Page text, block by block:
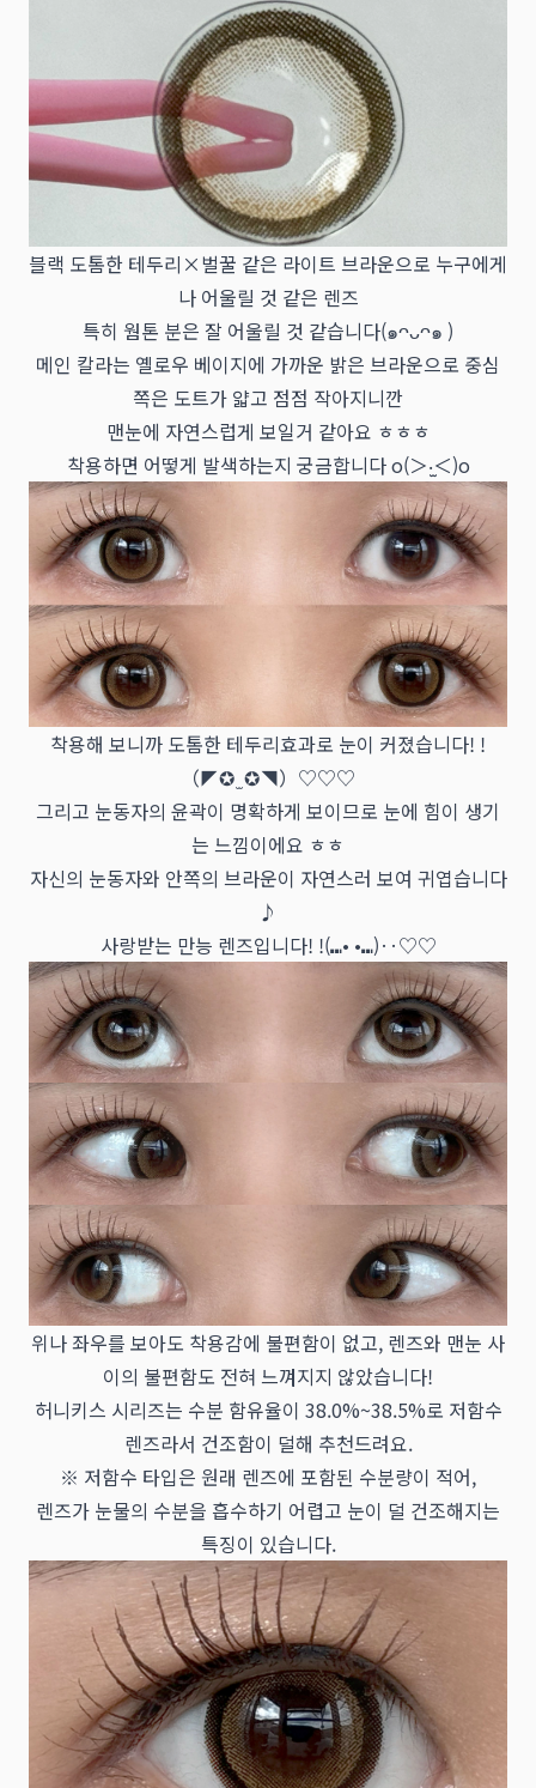
블랙 도톰한 테두리×벌꿀 같은 라이트 브라운으로 누구에게
나 어울릴 것 같은 렌즈
특히 웜톤 분은 잘 어울릴 것 같습니다(๑ᴖᴗᴖ๑ )
메인 칼라는 옐로우 베이지에 가까운 밝은 브라운으로 중심
쪽은 도트가 얇고 점점 작아지니깐
맨눈에 자연스럽게 보일거 같아요 ㅎㅎㅎ
착용하면 어떻게 발색하는지 궁금합니다 o(＞‧̫＜)o
착용해 보니까 도톰한 테두리효과로 눈이 커졌습니다! !
（◤✪ ̫ ✪◥）♡♡♡
그리고 눈동자의 윤곽이 명확하게 보이므로 눈에 힘이 생기
는 느낌이에요 ㅎㅎ
자신의 눈동자와 안쪽의 브라운이 자연스러 보여 귀엽습니다
♪
사랑받는 만능 렌즈입니다! !(⑉• •⑉)‥♡♡
위나 좌우를 보아도 착용감에 불편함이 없고, 렌즈와 맨눈 사
이의 불편함도 전혀 느껴지지 않았습니다!
허니키스 시리즈는 수분 함유율이 38.0%~38.5%로 저함수
렌즈라서 건조함이 덜해 추천드려요.
※ 저함수 타입은 원래 렌즈에 포함된 수분량이 적어,
렌즈가 눈물의 수분을 흡수하기 어렵고 눈이 덜 건조해지는
특징이 있습니다.